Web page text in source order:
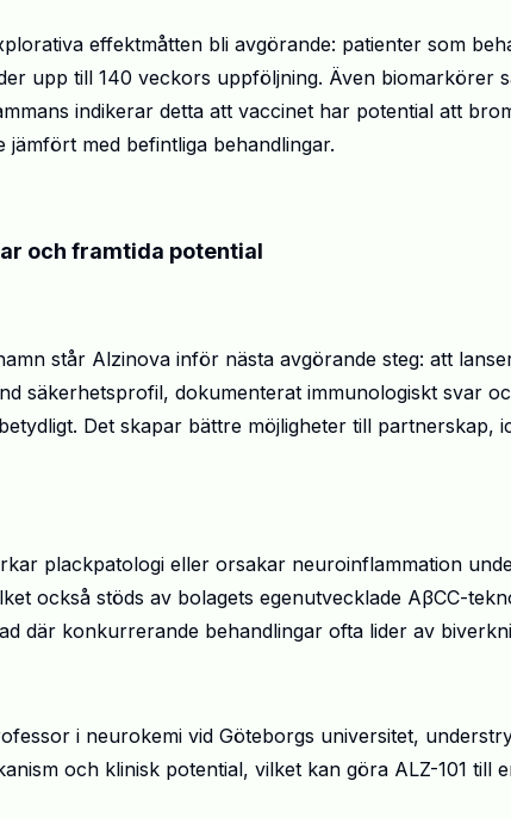
effektmåtten bli avgörande: patienter som
upp till 140 veckors uppföljning. Även biomarkörer
indikerar detta att vaccinet har potential att
jämfört med befintliga behandlingar.
och framtida potential
står Alzinova inför nästa avgörande steg: att
säkerhetsprofil, dokumenterat immunologiskt svar
Det skapar bättre möjligheter till partnerskap,
plackpatologi eller orsakar neuroinflammation
också stöds av bolagets egenutvecklade AβCC-
där konkurrerande behandlingar ofta lider av
i neurokemi vid Göteborgs universitet,
och klinisk potential, vilket kan göra ALZ-101 till